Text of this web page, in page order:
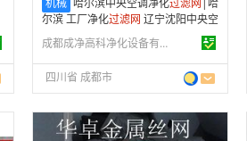
机械 哈尔滨中央空调净化过滤网 |哈
尔滨 工厂净化过滤网 辽宁沈阳中央空
调净化过滤网|辽宁沈阳 工厂净化 过
滤网
成都成净高科净化设备有限公司
四川省 成都市